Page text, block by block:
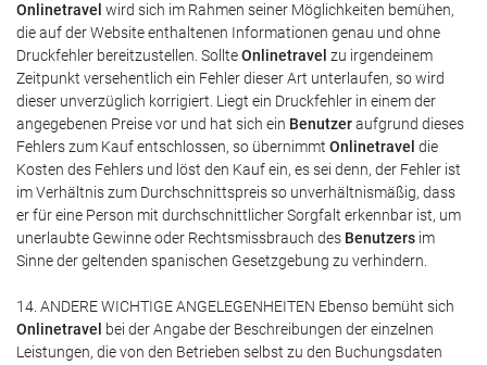
Onlinetravel wird sich im Rahmen seiner Möglichkeiten bemühen,
die auf der Website enthaltenen Informationen genau und ohne
Druckfehler bereitzustellen. SollteOnlinetravel zu irgendeinem
Zeitpunkt versehentlich ein Fehler dieser Art unterlaufen, so wird
dieser unverzüglich korrigiert. Liegt ein Druckfehler in einem der
angegebenen Preise vor und hat sich ein Benutzeraufgrund dieses
Fehlers zum Kauf entschlossen, so übernimmt Onlinetravel die
Kosten des Fehlers und löst den Kauf ein, es sei denn, der Fehler ist
im Verhältnis zum Durchschnittspreis so unverhältnismäßig, dass
er für eine Person mit durchschnittlicher Sorgfalt erkennbar ist, um
unerlaubte Gewinne oder Rechtsmissbrauch des Benutzers im
Sinne der geltenden spanischen Gesetzgebung zu verhindern.
14. ANDERE WICHTIGE ANGELEGENHEITEN Ebenso bemüht sich
Onlinetravel bei der Angabe der Beschreibungen der einzelnen
Leistungen, die von den Betrieben selbst zu den Buchungsdaten